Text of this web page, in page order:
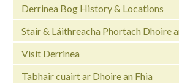
Derrinea Bog History & Locations
Stair & Láithreacha Phortach Dhoire
Visit Derrinea
Tabhair cuairt ar Dhoire an Fhia